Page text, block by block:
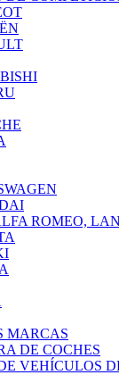
ROMEO,
MARCAS
DE COCHES
VEHÍCULOS